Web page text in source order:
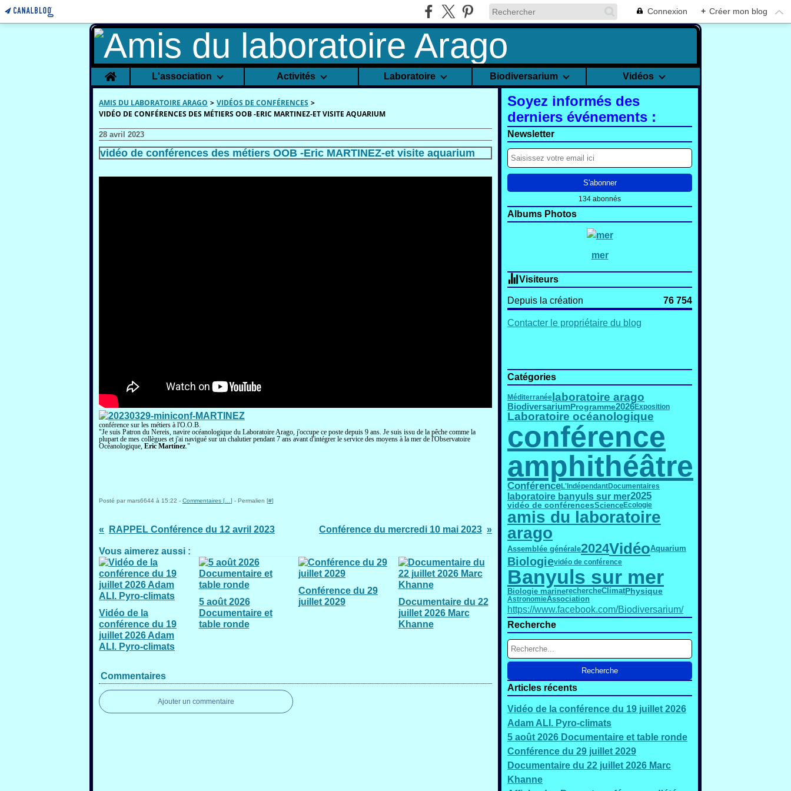
Connexion + Créer mon blog
Home L'association Activités Laboratoire Biodiversarium Vidéos
AMIS DU LABORATOIRE ARAGO > VIDÉOS DE CONFÉRENCES >
VIDÉO DE CONFÉRENCES DES MÉTIERS OOB -ERIC MARTINEZ-ET VISITE AQUARIUM
28 avril 2023
vidéo de conférences des métiers OOB -Eric MARTINEZ-et visite aquarium
conférence sur les métiers à l'O.O.B.
"Je suis Patron du Nereis, navire océanologique du Laboratoire Arago, j'occupe ce poste depuis 9 ans. Je suis issu de la pêche comme la
plupart de mes collègues et j'ai navigué sur un chalutier pendant 7 ans avant d'intégrer le service des moyens à la mer de l'Observatoire
Océanologique, Eric Martinez."
Posté par mars6644 à 15:22 - Commentaires [ ] - Permalien [#]
RAPPEL Conférence du 12 avril 2023 Conférence du mercredi 10 mai 2023
Vous aimerez aussi :
Vidéo de la
conférence du 19
juillet 2026 Adam
ALI. Pyro-climats
5 août 2026
Documentaire et
table ronde
Conférence du 29
juillet 2029
Documentaire du 22
juillet 2026 Marc
Khanne
Commentaires
Ajouter un commentaire
Soyez informés des
derniers événements :
Newsletter
134 abonnés
Albums Photos
mer
Visiteurs
Depuis la création 76 754
Contacter le propriétaire du blog
Catégories
Méditerranéelaboratoire arago
BiodiversariumProgramme2026Exposition
Laboratoire océanologique
conférence
amphithéâtre
ConférenceL'IndépendantDocumentaires
laboratoire banyuls sur mer2025
vidéo de conférencesScienceEcologie
amis du laboratoire
arago
Assemblée générale2024VidéoAquarium
Biologievidéo de conférence
Banyuls sur mer
Biologie marinerechercheClimatPhysique
AstronomieAssociation
https://www.facebook.com/Biodiversarium/
Recherche
Articles récents
Vidéo de la conférence du 19 juillet 2026
Adam ALI. Pyro-climats
5 août 2026 Documentaire et table ronde
Conférence du 29 juillet 2029
Documentaire du 22 juillet 2026 Marc
Khanne